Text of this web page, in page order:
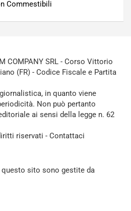
Commestibili
COMPANY SRL - Corso Vittorio
(FR) - Codice Fiscale e Partita
in quanto viene
Non può pertanto
ai sensi della legge n. 62
riservati - Contattaci
sito sono gestite da